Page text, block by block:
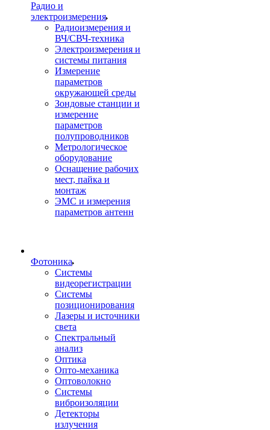
Радио и
электроизмерения
Радиоизмерения и
ВЧ/СВЧ-техника
Электроизмерения и
системы питания
Измерение
параметров
окружающей среды
Зондовые станции и
измерение
параметров
полупроводников
Метрологическое
оборудование
Оснащение рабочих
мест, пайка и
монтаж
ЭМС и измерения
параметров антенн
Фотоника
Cистемы
видеорегистрации
Системы
позиционирования
Лазеры и источники
света
Спектральный
анализ
Оптика
Опто-механика
Оптоволокно
Системы
виброизоляции
Детекторы
излучения